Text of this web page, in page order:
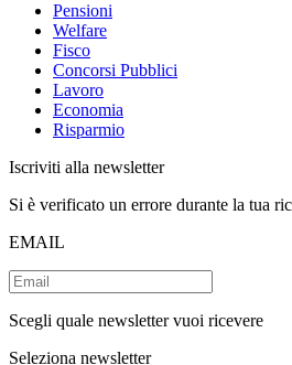
Pensioni
Welfare
Fisco
Concorsi Pubblici
Lavoro
Economia
Risparmio
Iscriviti alla newsletter
Si è verificato un errore durante la tua
EMAIL
Scegli quale newsletter vuoi ricevere
Seleziona newsletter